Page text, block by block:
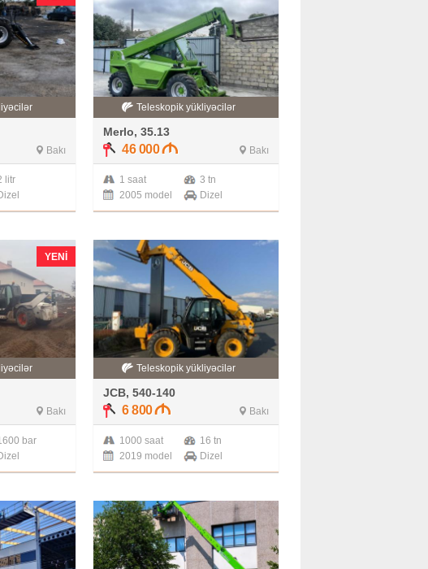
Bakı
litr
Teleskopik yükliyəcilər
Merlo, 35.13
46 000 Bakı
1 saat
3 tn
2005 model
Dizel
YENI
Bakı
bar
Teleskopik yükliyəcilər
JCB, 540-140
6 800 Bakı
1000 saat
16 tn
2019 model
Dizel